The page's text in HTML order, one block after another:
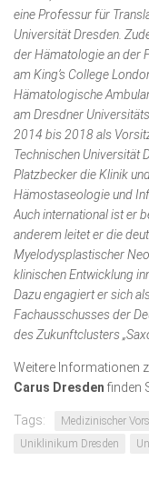
eine Professur für
Universität Dresden.
der Hämatologie an der
am King’s College
Hämatologische
am Dresdner
2014 bis 2018 als
Technischen Universität
Platzbecker die Klinik
Hämostaseologie und
Auch international ist er
anderem leitet er die
Myelodysplastischer
klinischen Entwicklung
Dazu engagiert er sich
Fachausschusses der
des Zukunftclusters
Weitere Informationen
Carus Dresden finden
Tags: Medizinischer
Uniklinikum Dresden